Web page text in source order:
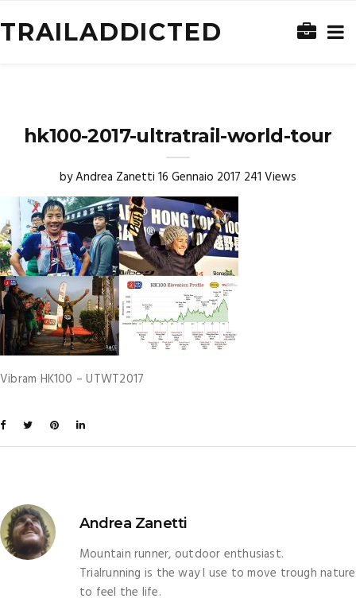
TRAILADDICTED
hk100-2017-ultratrail-world-tour
byAndrea Zanetti 16 Gennaio 2017 241 Views
Vibram HK100 – UTWT2017
Andrea Zanetti
Mountain runner, outdoor enthusiast.
Trialrunning is the way I use to move trough nature
to feel the life.